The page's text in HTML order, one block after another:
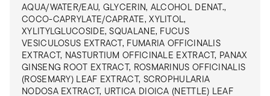
AQUA/WATER/EAU, GLYCERIN, ALCOHOL DENAT.,
COCO-CAPRYLATE/CAPRATE, XYLITOL,
XYLITYLGLUCOSIDE, SQUALANE, FUCUS
VESICULOSUS EXTRACT, FUMARIA OFFICINALIS
EXTRACT, NASTURTIUM OFFICINALE EXTRACT, PANAX
GINSENG ROOT EXTRACT, ROSMARINUS OFFICINALIS
(ROSEMARY) LEAF EXTRACT, SCROPHULARIA
NODOSA EXTRACT, URTICA DIOICA (NETTLE) LEAF